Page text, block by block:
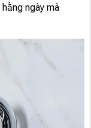
ngày mà